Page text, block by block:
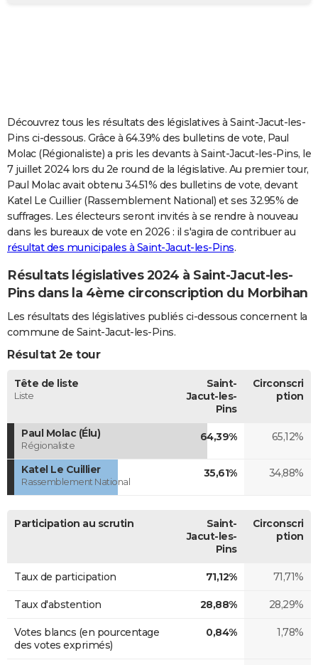
Carte de Noël
Carte Bonne année
Carte Saint-Valentin
Carte Pâques
Carte d'anniversaire
DICTIONNAIRE
Dictionnaire
Biographies
Citations
Expressions
Proverbes
PROGRAMME TV
COPAINS D'AVANT
S'inscrire
Se connecter
Lycées
Collèges
Primaires
Universités
Entreprises
Service militaire
Avis de recherche
AVIS DE DÉCÈS
FORUM
Bricolage
Lifestyle
Culture
Sport
Auto
Television
Voyage
Cinema
Découvrez tous les résultats des législatives à Saint-Jacut-les-
Pins ci-dessous. Grâce à 64.39% des bulletins de vote, Paul
Molac (Régionaliste) a pris les devants à Saint-Jacut-les-Pins, le
7 juillet 2024 lors du 2e round de la législative. Au premier tour,
Paul Molac avait obtenu 34.51% des bulletins de vote, devant
Katel Le Cuillier (Rassemblement National) et ses 32.95% de
suffrages. Les électeurs seront invités à se rendre à nouveau
dans les bureaux de vote en 2026 : il s'agira de contribuer au
résultat des municipales à Saint-Jacut-les-Pins.
Résultats législatives 2024 à Saint-Jacut-les-
Pins dans la 4ème circonscription du Morbihan
Les résultats des législatives publiés ci-dessous concernent la
commune de Saint-Jacut-les-Pins.
Résultat 2e tour
Tête de liste
Liste
Saint-
Jacut-les-
Pins
Circonscri
ption
Paul Molac (Élu)
Régionaliste
64,39% 65,12%
Katel Le Cuillier
Rassemblement National
35,61% 34,88%
Participation au scrutin
Saint-
Jacut-les-
Pins
Circonscri
ption
Taux de participation 71,12% 71,71%
Taux d'abstention 28,88% 28,29%
Votes blancs (en pourcentage
des votes exprimés)
0,84% 1,78%